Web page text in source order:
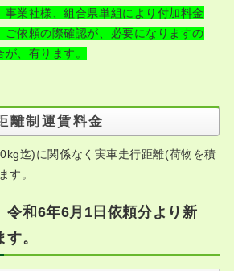
業社様、組合県単組により付加料金
ご依頼の際確認が、必要になりますの
、有ります。
離制運賃料金
迄)に関係なく実車走行距離(荷物を積
す。
和6年6月1日依頼分より新
。